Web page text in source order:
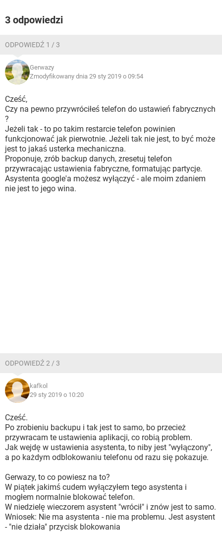
3 odpowiedzi
ODPOWIEDŹ 1 / 3
Gerwazy
Zmodyfikowany dnia 29 sty 2019 o 09:54
Cześć,
Czy na pewno przywróciłeś telefon do ustawień fabrycznych
?
Jeżeli tak - to po takim restarcie telefon powinien
funkcjonować jak pierwotnie. Jeżeli tak nie jest, to być może
jest to jakaś usterka mechaniczna.
Proponuje, zrób backup danych, zresetuj telefon
przywracając ustawienia fabryczne, formatując partycje.
Asystenta google'a możesz wyłączyć - ale moim zdaniem
nie jest to jego wina.
ODPOWIEDŹ 2 / 3
kafkol
29 sty 2019 o 10:20
Cześć.
Po zrobieniu backupu i tak jest to samo, bo przecież
przywracam te ustawienia aplikacji, co robią problem.
Jak wejdę w ustawienia asystenta, to niby jest "wyłączony",
a po każdym odblokowaniu telefonu od razu się pokazuje.
Gerwazy, to co powiesz na to?
W piątek jakimś cudem wyłączyłem tego asystenta i
mogłem normalnie blokować telefon.
W niedzielę wieczorem asystent "wrócił" i znów jest to samo.
Wniosek: Nie ma asystenta - nie ma problemu. Jest asystent
- "nie działa" przycisk blokowania